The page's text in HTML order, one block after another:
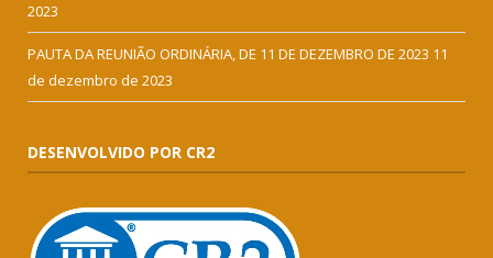
2023
PAUTA DA REUNIÃO ORDINÁRIA, DE 11 DE DEZEMBRO DE 2023 11
de dezembro de 2023
DESENVOLVIDO POR CR2